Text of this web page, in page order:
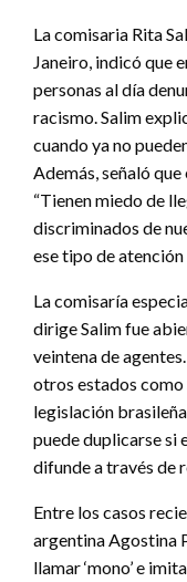
La comisaria Rita
Janeiro, indicó que
personas al día
racismo. Salim
cuando ya no
Además, señaló
“Tienen miedo de
discriminados de
ese tipo de
La comisaría
dirige Salim fue
veintena de
otros estados como
legislación
puede duplicarse si
difunde a través de
Entre los casos
argentina Agostina
llamar ‘mono’ e